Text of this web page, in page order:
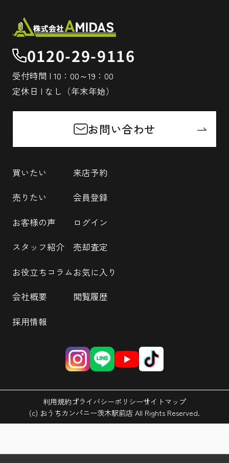
0120-29-9116
受付時間 | 10：00～19：00
定休日 | なし（年末年始）
お問い合わせ
買いたい
売りたい
お客様の声
スタッフ紹介
お役立ちコラム
会社概要
採用情報
来店予約
会員登録
ログイン
売却査定
お気に入り
閲覧履歴
利用規約プライバシーポリシーサイトマップ
(c) おうちカンパニー茨木駅前店 All Rights Reserved.